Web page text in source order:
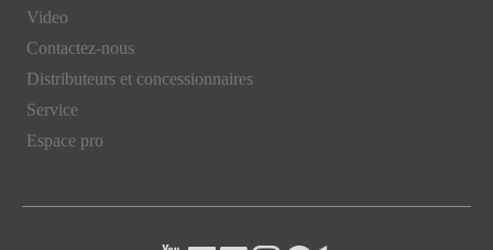
Video
Contactez-nous
Distributeurs et concessionnaires
Service
Espace pro